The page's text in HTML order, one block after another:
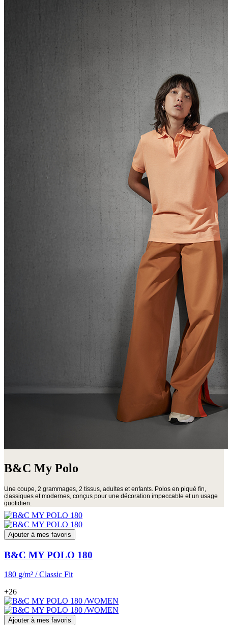
B&C My Polo
Une coupe, 2 grammages, 2 tissus, adultes et enfants. Polos en piqué fin,
classiques et modernes, conçus pour une décoration impeccable et un usage
quotidien.
Ajouter à mes favoris
B&C MY POLO 180
180 g/m² / Classic Fit
+26
Ajouter à mes favoris